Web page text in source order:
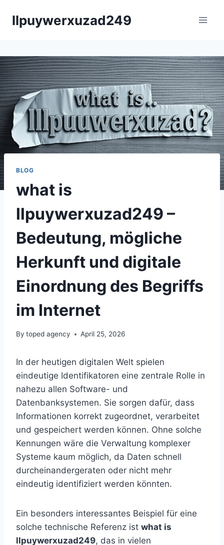
llpuywerxuzad249
BLOG
what is
llpuywerxuzad249 –
Bedeutung, mögliche
Herkunft und digitale
Einordnung des Begriffs
im Internet
By toped agency April 25, 2026
In der heutigen digitalen Welt spielen
eindeutige Identifikatoren eine zentrale Rolle in
nahezu allen Software- und
Datenbanksystemen. Sie sorgen dafür, dass
Informationen korrekt zugeordnet, verarbeitet
und gespeichert werden können. Ohne solche
Kennungen wäre die Verwaltung komplexer
Systeme kaum möglich, da Daten schnell
durcheinandergeraten oder nicht mehr
eindeutig identifiziert werden könnten.
Ein besonders interessantes Beispiel für eine
solche technische Referenz ist what is
llpuywerxuzad249, das in vielen